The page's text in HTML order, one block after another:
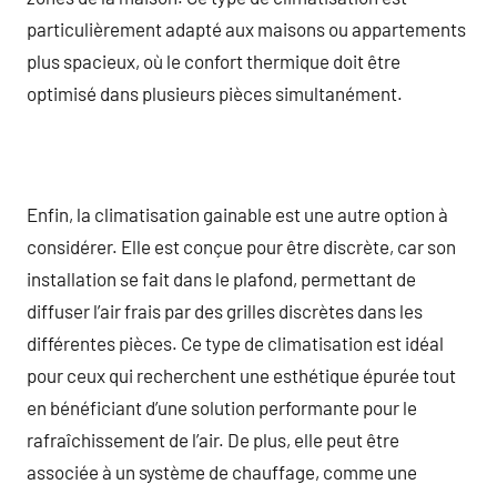
particulièrement adapté aux maisons ou appartements
plus spacieux, où le confort thermique doit être
optimisé dans plusieurs pièces simultanément.
Enfin, la climatisation gainable est une autre option à
considérer. Elle est conçue pour être discrète, car son
installation se fait dans le plafond, permettant de
diffuser l’air frais par des grilles discrètes dans les
différentes pièces. Ce type de climatisation est idéal
pour ceux qui recherchent une esthétique épurée tout
en bénéficiant d’une solution performante pour le
rafraîchissement de l’air. De plus, elle peut être
associée à un système de chauffage, comme une